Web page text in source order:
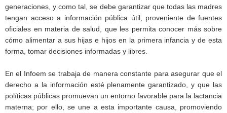
generaciones, y como tal, se debe garantizar que todas las madres
tengan acceso a información pública útil, proveniente de fuentes
oficiales en materia de salud, que les permita conocer más sobre
cómo alimentar a sus hijas e hijos en la primera infancia y de esta
forma, tomar decisiones informadas y libres.
En el Infoem se trabaja de manera constante para asegurar que el
derecho a la información esté plenamente garantizado, y que las
políticas públicas promuevan un entorno favorable para la lactancia
materna; por ello, se une a esta importante causa, promoviendo